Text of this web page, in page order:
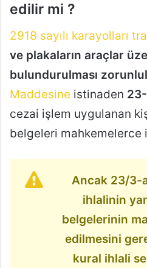
edilir mi ?
2918 sayılı karayolları
ve plakaların araçlar
bulundurulması
Maddesine istinaden
cezai işlem uygulanan
belgeleri mahkemelerce
Ancak 23/3-
ihlalinin
belgelerinin
edilmesini
kural ihlali